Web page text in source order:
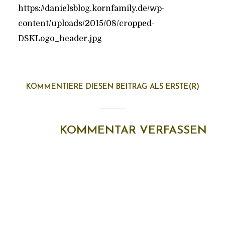
https://danielsblog.kornfamily.de/wp-
content/uploads/2015/08/cropped-
DSKLogo_header.jpg
KOMMENTIERE DIESEN BEITRAG ALS ERSTE(R)
KOMMENTAR VERFASSEN